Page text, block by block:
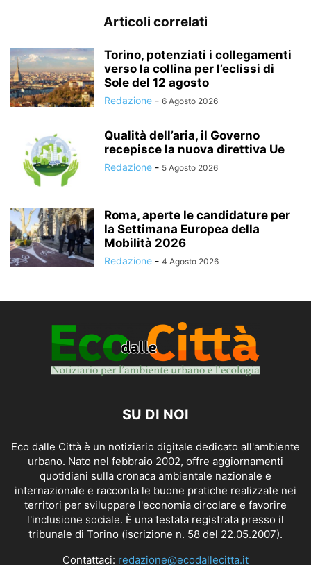
Articoli correlati
Torino, potenziati i collegamenti
verso la collina per l’eclissi di
Sole del 12 agosto
Redazione - 6 Agosto 2026
Qualità dell’aria, il Governo
recepisce la nuova direttiva Ue
Redazione - 5 Agosto 2026
Roma, aperte le candidature per
la Settimana Europea della
Mobilità 2026
Redazione - 4 Agosto 2026
SU DI NOI
Eco dalle Città è un notiziario digitale dedicato all'ambiente
urbano. Nato nel febbraio 2002, offre aggiornamenti
quotidiani sulla cronaca ambientale nazionale e
internazionale e racconta le buone pratiche realizzate nei
territori per sviluppare l'economia circolare e favorire
l'inclusione sociale. È una testata registrata presso il
tribunale di Torino (iscrizione n. 58 del 22.05.2007).
Contattaci: redazione@ecodallecitta.it